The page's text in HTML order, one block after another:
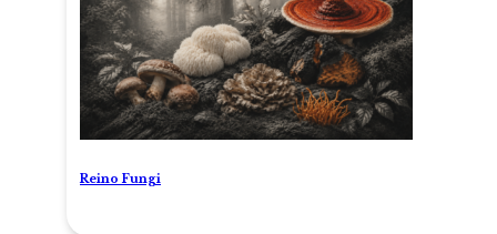
Reino Fungi